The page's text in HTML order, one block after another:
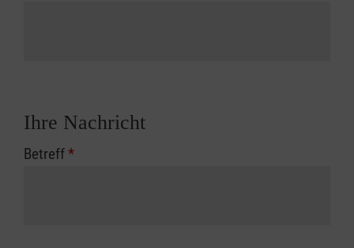
Ihre Nachricht
Betreff*